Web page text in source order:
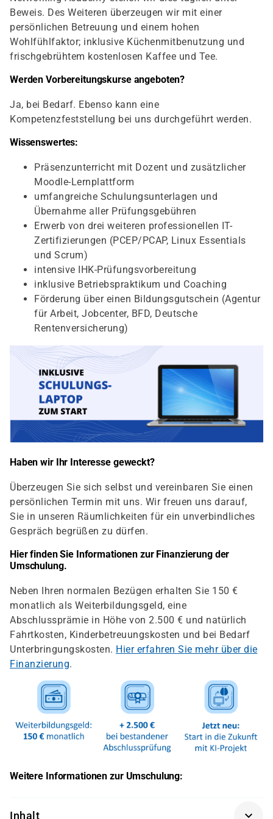
Beweis. Des Weiteren überzeugen wir mit einer
persönlichen Betreuung und einem hohen
Wohlfühlfaktor; inklusive Küchenmitbenutzung und
frischgebrühtem kostenlosen Kaffee und Tee.
Werden Vorbereitungskurse angeboten?
Ja, bei Bedarf. Ebenso kann eine
Kompetenzfeststellung bei uns durchgeführt werden.
Wissenswertes:
Präsenzunterricht mit Dozent und zusätzlicher
Moodle-Lernplattform
umfangreiche Schulungsunterlagen und
Übernahme aller Prüfungsgebühren
Erwerb von drei weiteren professionellen IT-
Zertifizierungen (PCEP/PCAP, Linux Essentials
und Scrum)
intensive IHK-Prüfungsvorbereitung
inklusive Betriebspraktikum und Coaching
Förderung über einen Bildungsgutschein (Agentur
für Arbeit, Jobcenter, BFD, Deutsche
Rentenversicherung)
Haben wir Ihr Interesse geweckt?
Überzeugen Sie sich selbst und vereinbaren Sie einen
persönlichen Termin mit uns. Wir freuen uns darauf,
Sie in unseren Räumlichkeiten für ein unverbindliches
Gespräch begrüßen zu dürfen.
Hier finden Sie Informationen zur Finanzierung der
Umschulung.
Neben Ihren normalen Bezügen erhalten Sie 150 €
monatlich als Weiterbildungsgeld, eine
Abschlussprämie in Höhe von 2.500 € und natürlich
Fahrtkosten, Kinderbetreuungskosten und bei Bedarf
Unterbringungskosten. Hier erfahren Sie mehr über die
Finanzierung.
Weitere Informationen zur Umschulung:
Inhalt